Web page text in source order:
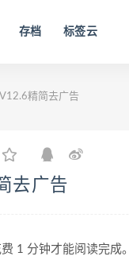
存档 标签云
精简去广告
去广告
1 分钟才能阅读完成。